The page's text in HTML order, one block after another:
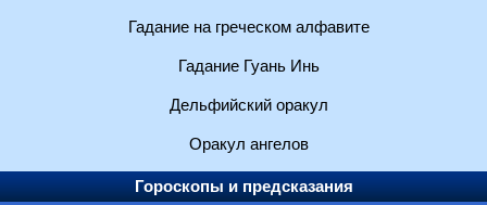
Гадание на греческом алфавите
Гадание Гуань Инь
Дельфийский оракул
Оракул ангелов
Гороскопы и предсказания